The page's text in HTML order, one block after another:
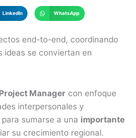
LinkedIn WhatsApp
end-to-end, coordinando
ideas se conviertan en
Project Manager con enfoque
interpersonales y
sumarse a una importante
su crecimiento regional.